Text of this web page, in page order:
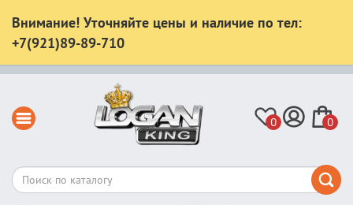
Внимание! Уточняйте цены и наличие по тел:
+7(921)89-89-710
0 0